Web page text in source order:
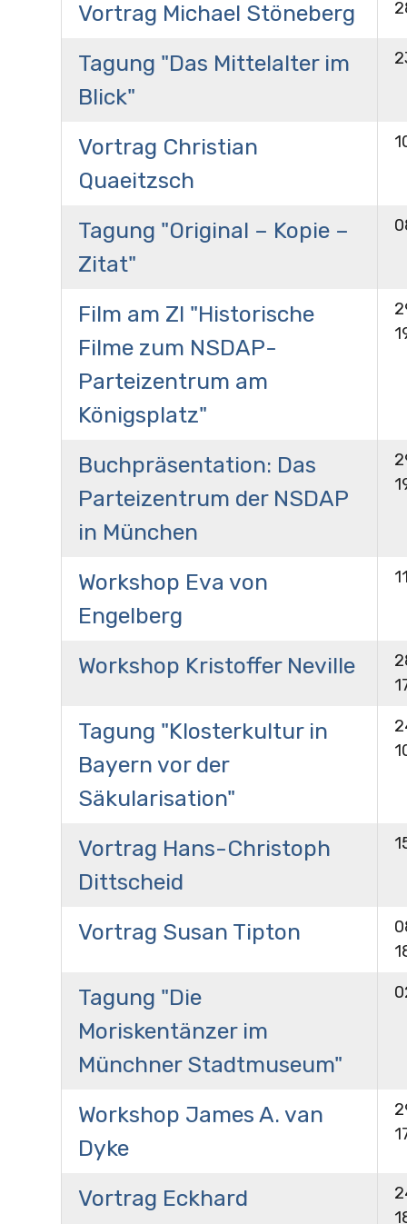
Vortrag Michael Stöneberg
Tagung "Das Mittelalter im
Blick"
Vortrag Christian
Quaeitzsch
Tagung "Original – Kopie –
Zitat"
Film am ZI "Historische
Filme zum NSDAP-
Parteizentrum am
Königsplatz"
Buchpräsentation: Das
Parteizentrum der NSDAP
in München
Workshop Eva von
Engelberg
Workshop Kristoffer Neville
Tagung "Klosterkultur in
Bayern vor der
Säkularisation"
Vortrag Hans-Christoph
Dittscheid
Vortrag Susan Tipton
Tagung "Die
Moriskentänzer im
Münchner Stadtmuseum"
Workshop James A. van
Dyke
Vortrag Eckhard